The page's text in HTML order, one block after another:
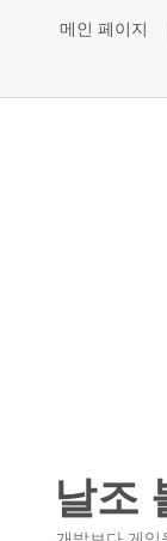
메인 페이지
날조